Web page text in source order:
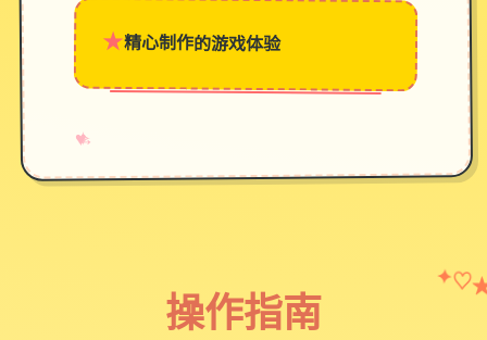
★精心制作的游戏体验
♥
✧
→
操作指南
✦♡